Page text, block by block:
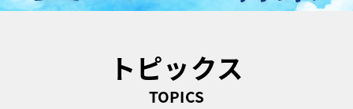
トピックス
TOPICS